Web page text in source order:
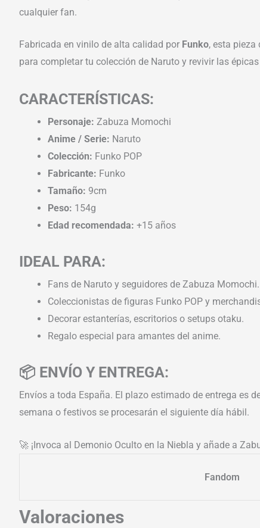
cualquier fan.
Fabricada en vinilo de alta calidad por Funko, esta pieza
para completar tu colección de Naruto y revivir las
CARACTERÍSTICAS:
Personaje: Zabuza Momochi
Anime / Serie: Naruto
Colección: Funko POP
Fabricante: Funko
Tamaño: 9cm
Peso: 154g
Edad recomendada: +15 años
IDEAL PARA:
Fans de Naruto y seguidores de Zabuza Momochi.
Coleccionistas de figuras Funko POP y
Decorar estanterías, escritorios o setups otaku.
Regalo especial para amantes del anime.
📦 ENVÍO Y ENTREGA:
Envíos a toda España. El plazo estimado de entrega es
semana o festivos se procesarán el siguiente día hábil.
🚀 ¡Invoca al Demonio Oculto en la Niebla y añade a
Fandom
Valoraciones